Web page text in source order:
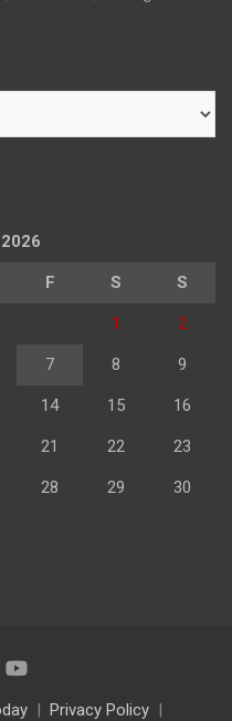
F S S
1 2
7 8 9
14 15 16
21 22 23
28 29 30
Privacy Policy